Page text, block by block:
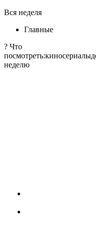
Вся неделя
Главные
? Что
неделю